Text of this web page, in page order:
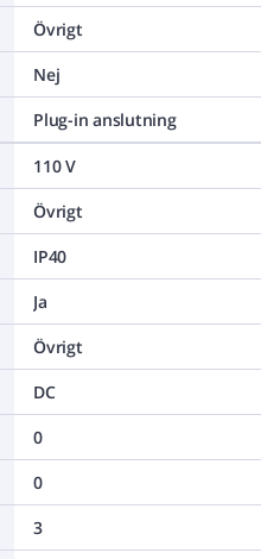
Övrigt
Nej
Plug-in anslutning
110 V
Övrigt
IP40
Ja
Övrigt
DC
0
0
3